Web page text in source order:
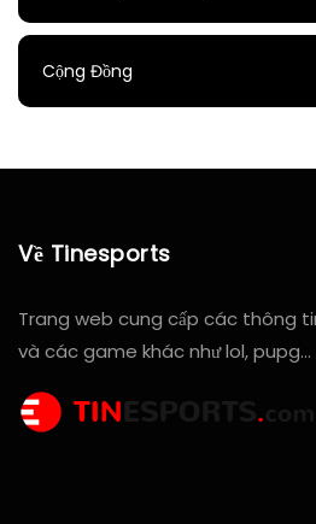
Cộng Đồng
Về Tinesports
Trang web cung cấp các thông
và các game khác như lol, pupg…